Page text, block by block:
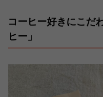
コーヒー好きにこだ
ヒー」